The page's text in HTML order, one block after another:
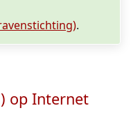
.
op Internet